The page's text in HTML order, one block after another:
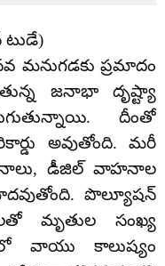
ప్రమాదం
జనాభా దృష్ట్యా
దీంతో
అవుతోంది. మరీ
డీజిల్ వాహనాల
పొల్యూషన్‌
మృతుల సంఖ్య
వాయు కాలుష్యం